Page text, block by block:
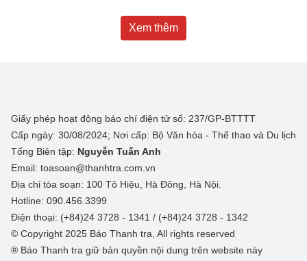
Xem thêm
Giấy phép hoạt động báo chí điện tử số: 237/GP-BTTTT
Cấp ngày: 30/08/2024; Nơi cấp: Bộ Văn hóa - Thể thao và Du lịch
Tổng Biên tập: Nguyễn Tuấn Anh
Email: toasoan@thanhtra.com.vn
Địa chỉ tòa soạn: 100 Tô Hiệu, Hà Đông, Hà Nội.
Hotline: 090.456.3399
Điện thoại: (+84)24 3728 - 1341 / (+84)24 3728 - 1342
© Copyright 2025 Báo Thanh tra, All rights reserved
® Báo Thanh tra giữ bản quyền nội dung trên website này